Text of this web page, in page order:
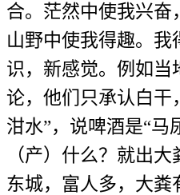
合。茫然中使我兴奋
山野中使我得趣。我
识，新感觉。例如当
论，他们只承认白干
泔水”，说啤酒是“马
（产）什么？就出
东城，富人多，大粪